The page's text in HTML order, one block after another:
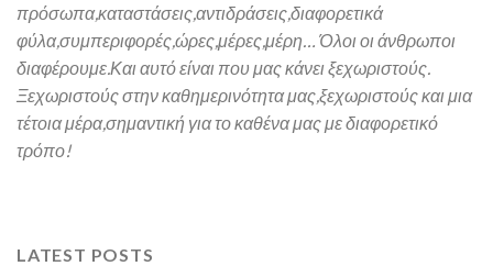
πρόσωπα,καταστάσεις,αντιδράσεις,διαφορετικά
φύλα,συμπεριφορές,ώρες,μέρες,μέρη… Όλοι οι άνθρωποι
διαφέρουμε.Και αυτό είναι που μας κάνει ξεχωριστούς.
Ξεχωριστούς στην καθημερινότητα μας,ξεχωριστούς και μια
τέτοια μέρα,σημαντική για το καθένα μαςμε διαφορετικό
τρόπο!
LATEST POSTS